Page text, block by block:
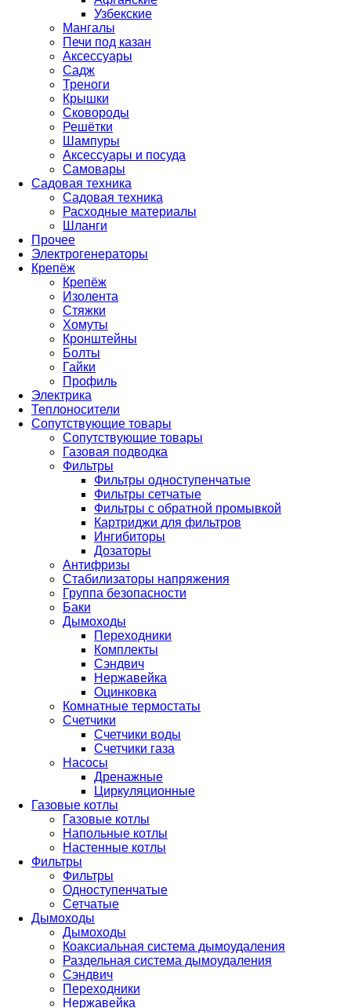
Узбекские
Мангалы
Печи под казан
Аксессуары
Садж
Треноги
Крышки
Сковороды
Решётки
Шампуры
Аксессуары и посуда
Самовары
Садовая техника
Садовая техника
Расходные материалы
Шланги
Прочее
Электрогенераторы
Крепёж
Крепёж
Изолента
Стяжки
Хомуты
Кронштейны
Болты
Гайки
Профиль
Электрика
Теплоносители
Сопутствующие товары
Сопутствующие товары
Газовая подводка
Фильтры
Фильтры одноступенчатые
Фильтры сетчатые
Фильтры с обратной промывкой
Картриджи для фильтров
Ингибиторы
Дозаторы
Антифризы
Стабилизаторы напряжения
Группа безопасности
Баки
Дымоходы
Переходники
Комплекты
Сэндвич
Нержавейка
Оцинковка
Комнатные термостаты
Счетчики
Счетчики воды
Счетчики газа
Насосы
Дренажные
Циркуляционные
Газовые котлы
Газовые котлы
Напольные котлы
Настенные котлы
Фильтры
Фильтры
Одноступенчатые
Сетчатые
Дымоходы
Дымоходы
Коаксиальная система дымоудаления
Раздельная система дымоудаления
Сэндвич
Переходники
Нержавейка